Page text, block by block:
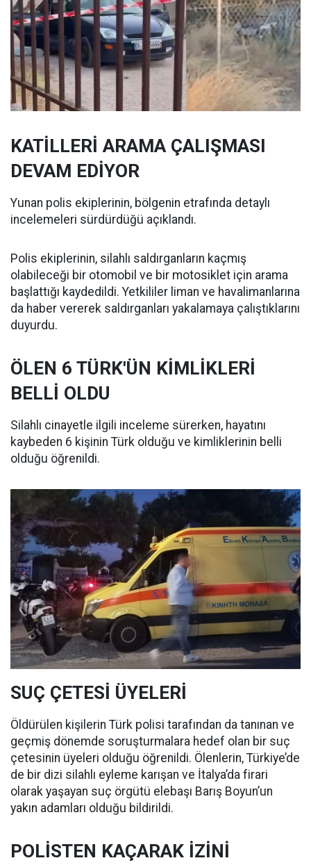
KATİLLERİ ARAMA ÇALIŞMASI
DEVAM EDİYOR
Yunan polis ekiplerinin, bölgenin etrafında detaylı
incelemeleri sürdürdüğü açıklandı.
Polis ekiplerinin, silahlı saldırganların kaçmış
olabileceği bir otomobil ve bir motosiklet için arama
başlattığı kaydedildi. Yetkililer liman ve havalimanlarına
da haber vererek saldırganları yakalamaya çalıştıklarını
duyurdu.
ÖLEN 6 TÜRK'ÜN KİMLİKLERİ
BELLİ OLDU
Silahlı cinayetle ilgili inceleme sürerken, hayatını
kaybeden 6 kişinin Türk olduğu ve kimliklerinin belli
olduğu öğrenildi.
SUÇ ÇETESİ ÜYELERİ
Öldürülen kişilerin Türk polisi tarafından da tanınan ve
geçmiş dönemde soruşturmalara hedef olan bir suç
çetesinin üyeleri olduğu öğrenildi. Ölenlerin, Türkiye’de
de bir dizi silahlı eyleme karışan ve İtalya’da firari
olarak yaşayan suç örgütü elebaşı Barış Boyun’un
yakın adamları olduğu bildirildi.
POLİSTEN KAÇARAK İZİNİ